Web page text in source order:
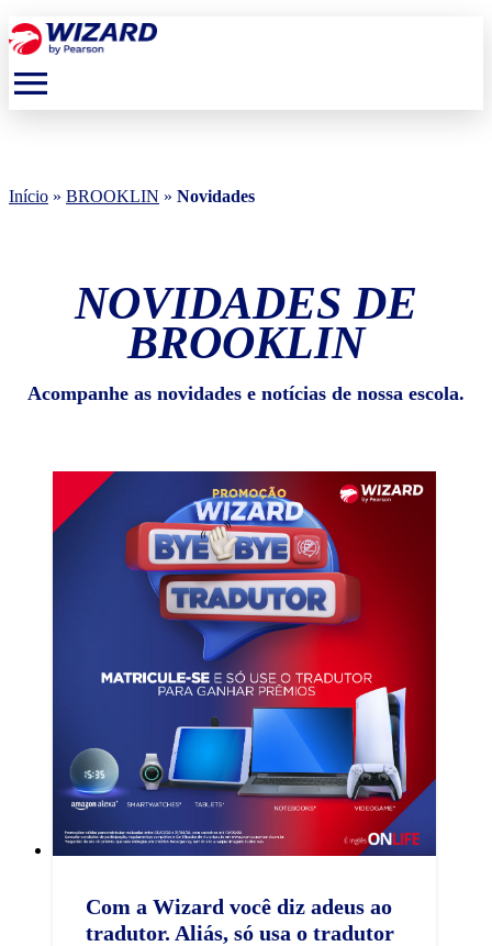
menu
Início » BROOKLIN » Novidades
NOVIDADES DE
BROOKLIN
Acompanhe as novidades e notícias de nossa escola.
Com a Wizard você diz adeus ao
tradutor. Aliás, só usa o tradutor